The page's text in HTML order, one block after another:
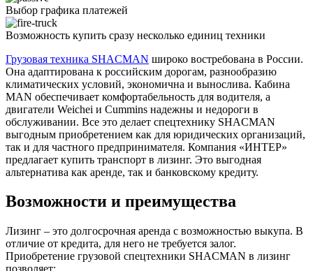
Выбор графика платежей
Возможность купить сразу несколько единиц техники
Грузовая техника SHACMAN широко востребована в России.
Она адаптирована к российским дорогам, разнообразию
климатических условий, экономична и вынослива. Кабина
MAN обеспечивает комфортабельность для водителя, а
двигатели Weichei и Cummins надежны и недороги в
обслуживании. Все это делает спецтехнику SHACMAN
выгодным приобретением как для юридических организаций,
так и для частного предпринимателя. Компания «ИНТЕР»
предлагает купить транспорт в лизинг. Это выгодная
альтернатива как аренде, так и банковскому кредиту.
Возможности и преимущества
Лизинг – это долгосрочная аренда с возможностью выкупа. В
отличие от кредита, для него не требуется залог.
Приобретение грузовой спецтехники SHACMAN в лизинг